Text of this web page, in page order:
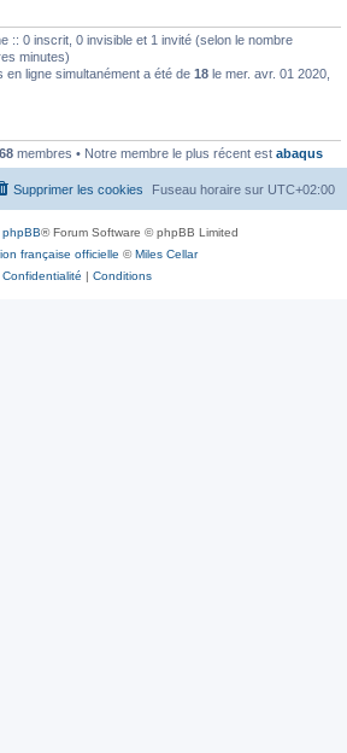
:: 0 inscrit, 0 invisible et 1 invité (selon le nombre
minutes)
en ligne simultanément a été de 18 le mer. avr. 01 2020,
membres • Notre membre le plus récent est abaqus
Fuseau horaire sur UTC+02:00
Supprimer les cookies
phpBB® Forum Software © phpBB Limited
française officielle ©Miles Cellar
Confidentialité | Conditions